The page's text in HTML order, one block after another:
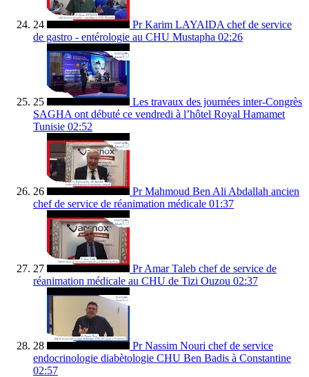
24
Pr Karim LAYAIDA chef de service
de gastro - entérologie au CHU Mustapha 02:26
25
Les travaux des journées inter-Congrès
SAGHA ont débuté ce vendredi à l’hôtel Royal Hamamet
Tunisie 02:52
26
Pr Mahmoud Ben Ali Abdallah ancien
chef de service de réanimation médicale 01:37
27
Pr Amar Taleb chef de service de
réanimation médicale au CHU de Tizi Ouzou 02:37
28
Pr Nassim Nouri chef de service
endocrinologie diabètologie CHU Ben Badis à Constantine
02:57